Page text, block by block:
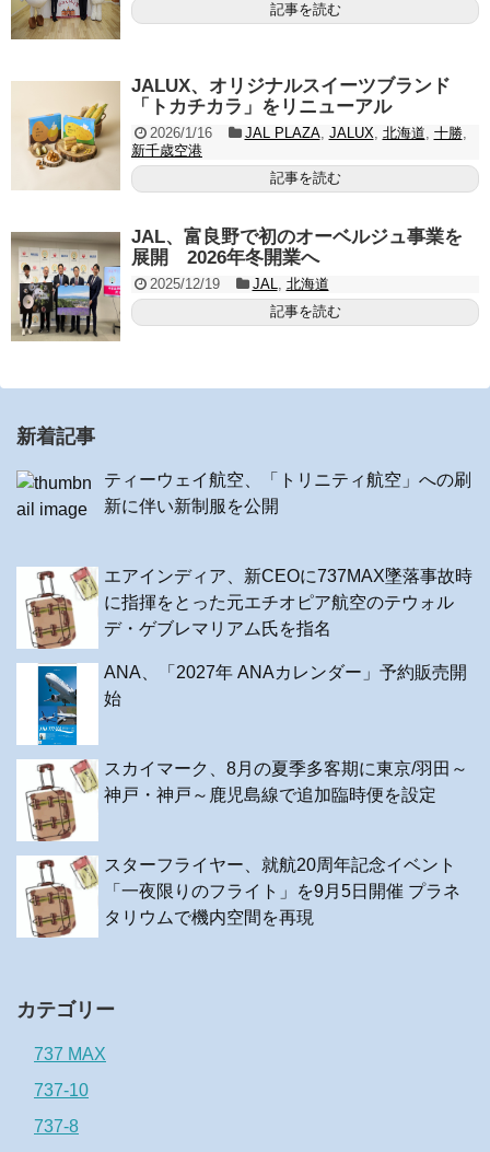
記事を読む
JALUX、オリジナルスイーツブランド
「トカチカラ」をリニューアル
2026/1/16 JAL PLAZA, JALUX, 北海道, 十勝,
新千歳空港
記事を読む
JAL、富良野で初のオーベルジュ事業を
展開 2026年冬開業へ
2025/12/19 JAL, 北海道
記事を読む
新着記事
ティーウェイ航空、「トリニティ航空」への刷
新に伴い新制服を公開
エアインディア、新CEOに737MAX墜落事故時
に指揮をとった元エチオピア航空のテウォル
デ・ゲブレマリアム氏を指名
ANA、「2027年 ANAカレンダー」予約販売開
始
スカイマーク、8月の夏季多客期に東京/羽田～
神戸・神戸～鹿児島線で追加臨時便を設定
スターフライヤー、就航20周年記念イベント
「一夜限りのフライト」を9月5日開催 プラネ
タリウムで機内空間を再現
カテゴリー
737 MAX
737-10
737-8